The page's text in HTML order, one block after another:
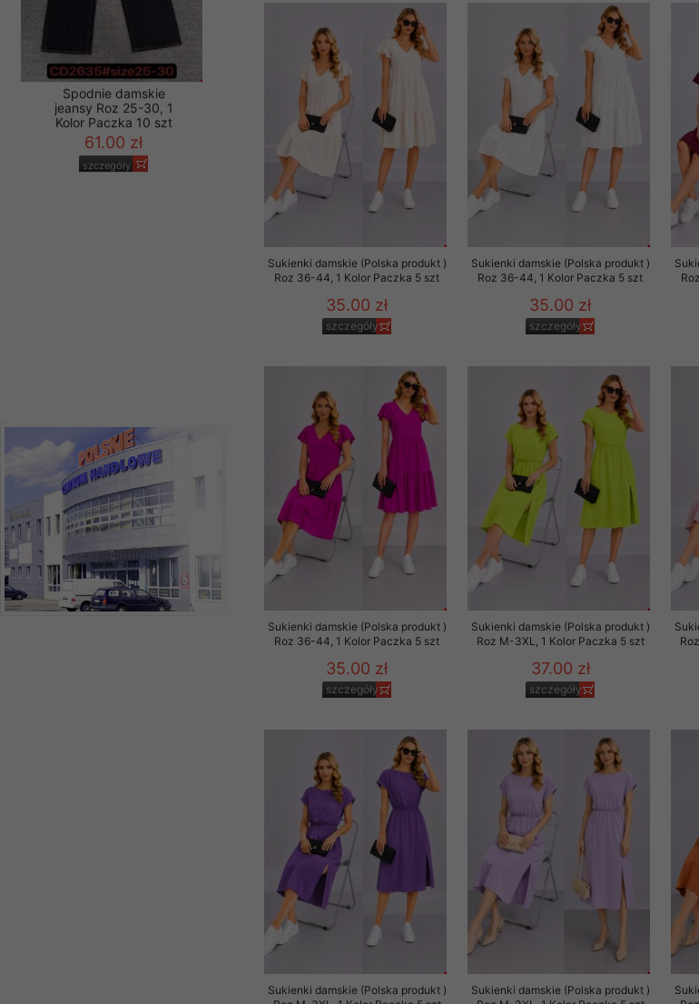
Spodnie damskie
jeansy Roz 25-30, 1
Sukienki damskie (Polska produkt )
Roz 36-44, 1 Kolor Paczka 5 szt
35.00 zł
szczegóły
Sukienki damskie (Polska produkt )
Roz 36-44, 1 Kolor Paczka 5 szt
35.00 zł
szczegóły
Sukienki damskie (Polska produkt )
Roz 36-44, 1 Kolor Paczka 5 szt
35.00 zł
szczegóły
Sukienki damskie (Polska produkt )
Roz M-3XL, 1 Kolor Paczka 5 szt
37.00 zł
szczegóły
Sukienki damskie (Polska produkt )
Sukienki damskie (Polska produkt )
Materiały reklamowo - promocyjne wysyłamy Klientom jedynie
szczególności newslettera wysyłanego Klientowi, jeżeli
zawierającego akceptację na otrzymywanie newslettera o
naszym Sklepie. Materiały te dotyczą wyłącznie oferty naszego Sklepu.
Wszelkie pytania, wnioski i sugestie odnoszące się do ochrony
osobowych prosimy zgłaszać na email